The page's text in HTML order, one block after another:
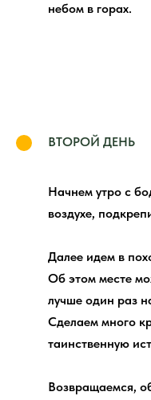
небом в горах.
ВТОРОЙ ДЕНЬ
Начнем утро с
воздухе,
Далее идем в
Об этом месте
лучше один раз
Сделаем много
таинственную
Возвращаемся,